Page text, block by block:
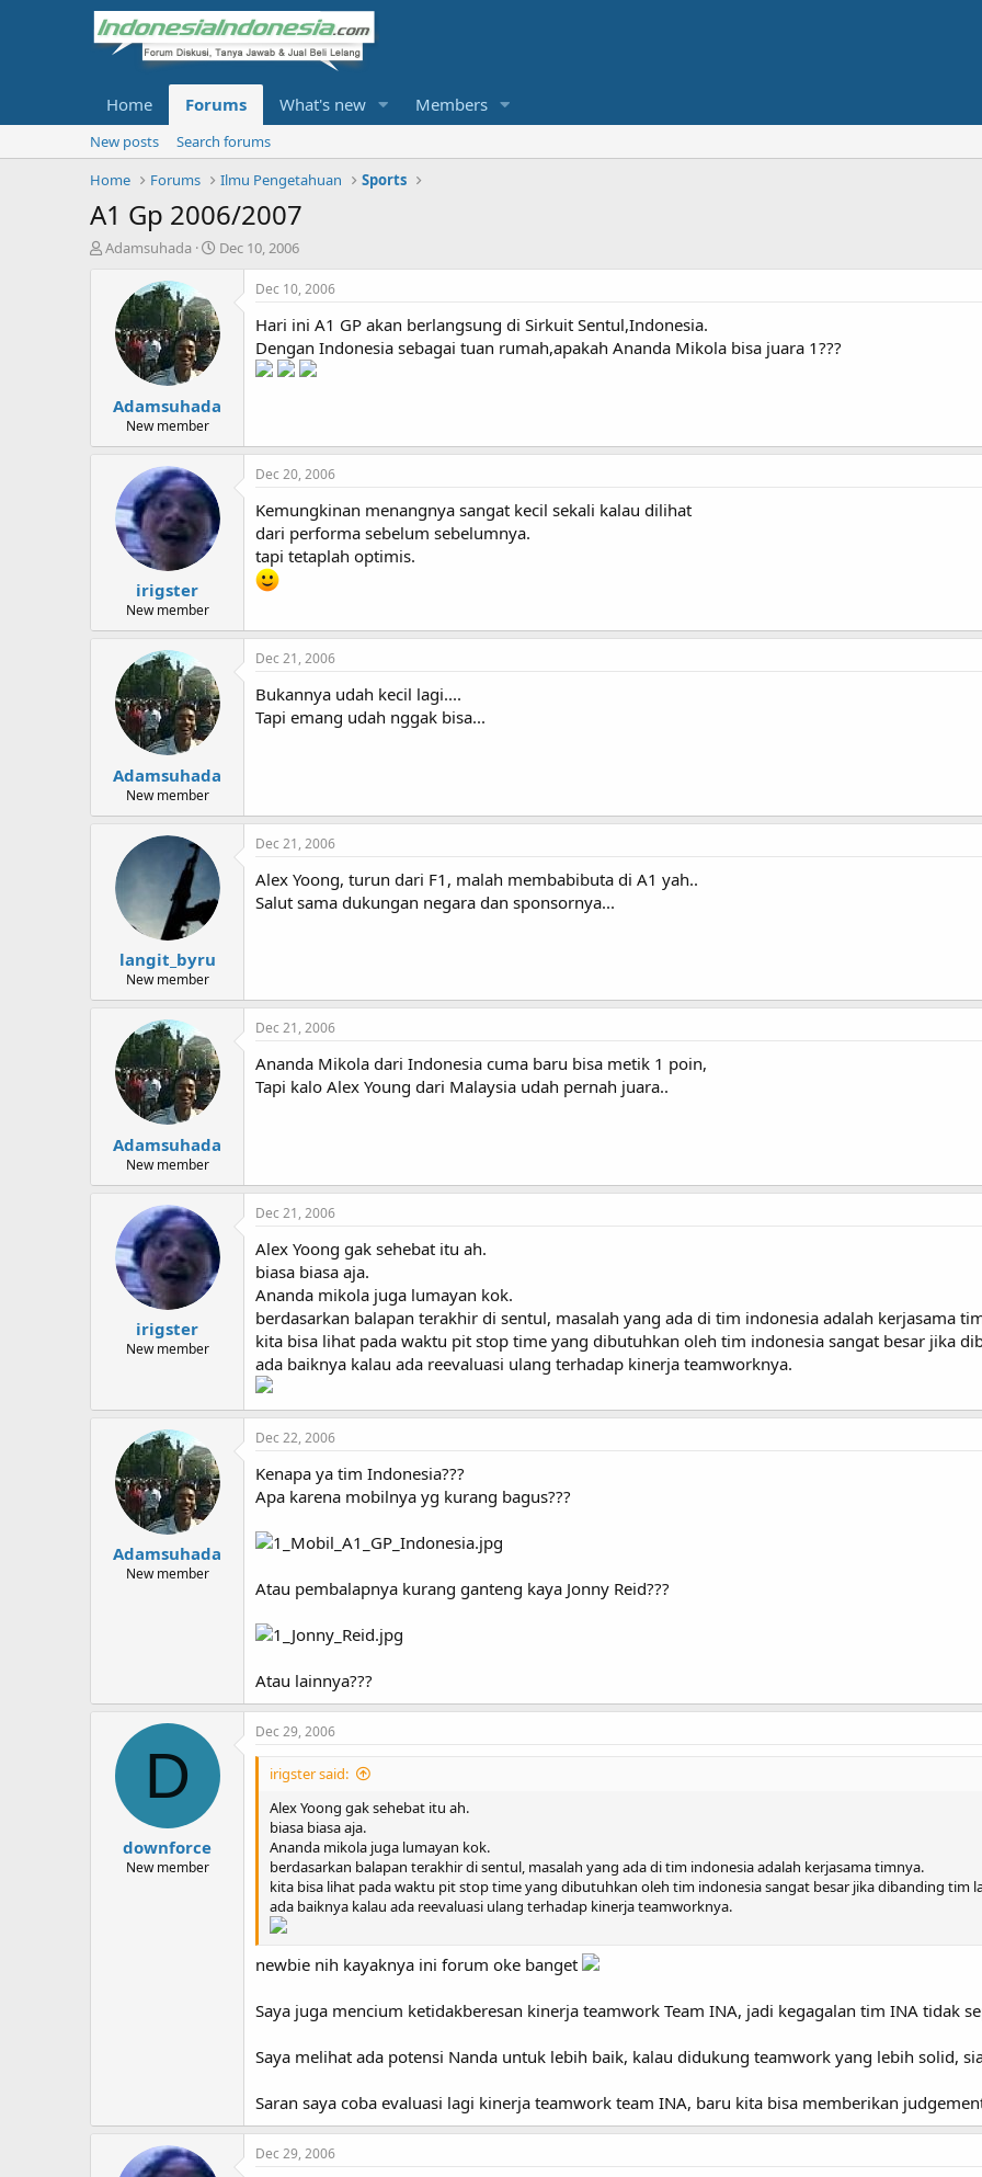
Home Forums What's new Members
New posts
Search forums
Home
Forums Ilmu Pengetahuan Sports
A1 Gp 2006/2007
T
t
Adamsuhada
S
t
d
e
Dec 10, 2006
Adamsuhada
New member
Dec 10, 2006
Hari ini A1 GP akan berlangsung di Sirkuit Sentul,Indonesia.
Dengan Indonesia sebagai tuan rumah,apakah Ananda Mikola bisa juara 1???
irigster
New member
Dec 20, 2006
Kemungkinan menangnya sangat kecil sekali kalau dilihat
dari performa sebelum sebelumnya.
tapi tetaplah optimis.
Adamsuhada
New member
Dec 21, 2006
Bukannya udah kecil lagi....
Tapi emang udah nggak bisa...
langit_byru
New member
Dec 21, 2006
Alex Yoong, turun dari F1, malah membabibuta di A1 yah..
Salut sama dukungan negara dan sponsornya...
Adamsuhada
New member
Dec 21, 2006
Ananda Mikola dari Indonesia cuma baru bisa metik 1 poin,
Tapi kalo Alex Young dari Malaysia udah pernah juara..
irigster
New member
Dec 21, 2006
Alex Yoong gak sehebat itu ah.
biasa biasa aja.
Ananda mikola juga lumayan kok.
berdasarkan balapan terakhir di sentul, masalah yang ada di tim indonesia adalah kerjasama
kita bisa lihat pada waktu pit stop time yang dibutuhkan oleh tim indonesia sangat besar jika
ada baiknya kalau ada reevaluasi ulang terhadap kinerja teamworknya.
Adamsuhada
New member
Dec 22, 2006
Kenapa ya tim Indonesia???
Apa karena mobilnya yg kurang bagus???
Atau pembalapnya kurang ganteng kaya Jonny Reid???
Atau lainnya???
D
downforce
New member
Dec 29, 2006
irigster said:
Alex Yoong gak sehebat itu ah.
biasa biasa aja.
Ananda mikola juga lumayan kok.
berdasarkan balapan terakhir di sentul, masalah yang ada di tim indonesia adalah kerjasama timnya.
kita bisa lihat pada waktu pit stop time yang dibutuhkan oleh tim indonesia sangat besar jika dibanding tim
ada baiknya kalau ada reevaluasi ulang terhadap kinerja teamworknya.
newbie nih kayaknya ini forum oke banget
Saya juga mencium ketidakberesan kinerja teamwork Team INA, jadi kegagalan tim INA tidak
Saya melihat ada potensi Nanda untuk lebih baik, kalau didukung teamwork yang lebih solid,
Saran saya coba evaluasi lagi kinerja teamwork team INA, baru kita bisa memberikan
Dec 29, 2006